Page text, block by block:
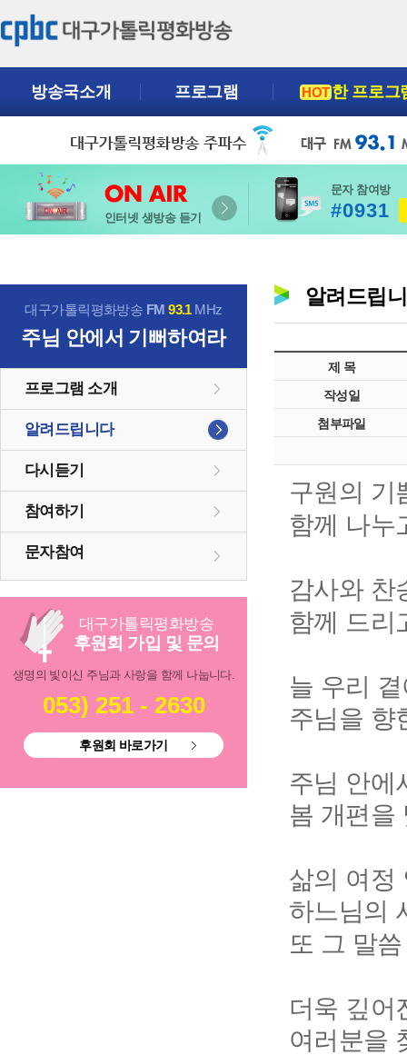
방송국소개 프로그램 HOT한 프로그
인터넷 생방송 듣기
문자 참여방
#0931
대구가톨릭평화방송 FM93.1MHz
주님 안에서 기뻐하여라
프로그램 소개
알려드립니다
다시듣기
참여하기
문자참여
대구가톨릭평화방송
후원회 가입 및 문의
생명의 빛이신 주님과 사랑을 함께 나눕니다.
053) 251 - 2630
후원회 바로가기
알려드립
제 목
작성일
첨부파일
구원의 기
함께 나누
감사와 찬
함께 드리
늘 우리
주님을 향
주님 안에
봄 개편을
삶의 여정
하느님의
또 그 말
더욱 깊어
여러분을